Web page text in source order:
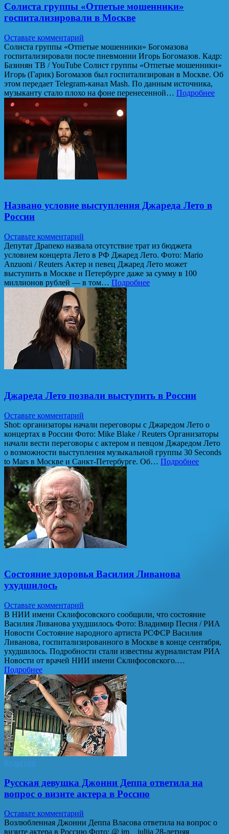
Солиста группы «Отпетые мошенники»
госпитализировали в Москве
Оставьте комментарий
Солиста группы «Отпетые мошенники» Богомазова
госпитализировали после пневмонии Игорь Богомазов. Кадр:
Базинян ТВ / YouTube Солист группы «Отпетые мошенники»
Игорь (Гарик) Богомазов был госпитализирован в Москве. Об
этом передает Telegram-канал Mash. По данным источника,
музыканту стало плохо на фоне перенесенной… Подробнее
Названо условие выступления Джареда Лето в
России
Оставьте комментарий
Депутат Драпеко назвала отсутствие трат из бюджета
условием концерта Лето в РФ Джаред Лето. Фото: Mario
Anzuoni / Reuters Актер и певец Джаред Лето может
выступить в Москве и Петербурге даже за сумму в 100
миллионов рублей — в том… Подробнее
Джареда Лето позвали выступить в России
Оставьте комментарий
Shot: организаторы начали переговоры с Джаредом Лето о
концертах в России Фото: Mike Blake / Reuters Организаторы
начали вести переговоры с актером и певцом Джаредом Лето
о возможности выступления музыкальной группы 30 Seconds
to Mars в Москве и Санкт-Петербурге. Об… Подробнее
Состояние здоровья Василия Ливанова
ухудшилось
Оставьте комментарий
В НИИ имени Склифосовского сообщили, что состояние
Василия Ливанова ухудшилось Фото: Владимир Песня / РИА
Новости Состояние народного артиста РСФСР Василия
Ливанова, госпитализированного в Москве в конце сентября,
ухудшилось. Подробности стали известны журналистам РИА
Новости от врачей НИИ имени Склифосовского.…
Подробнее
Культура
Русская девушка Джонни Деппа ответила на
вопрос о визите актера в Россию
Оставьте комментарий
Возлюбленная Джонни Деппа Власова ответила на вопрос о
визите актера в Россию Фото: @ im__iuliia 28-летняя